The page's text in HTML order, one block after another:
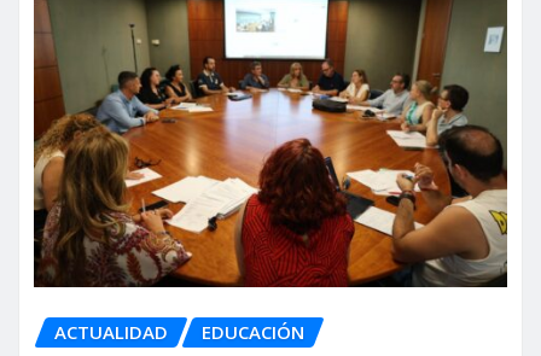
ACTUALIDAD EDUCACIÓN